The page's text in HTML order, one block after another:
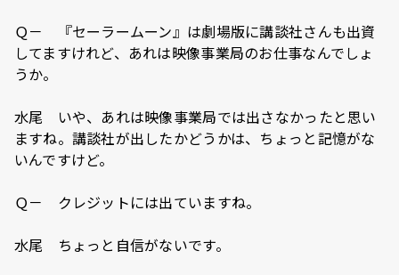
Ｑ－ 『セーラームーン』は劇場版に講談社さんも出資
してますけれど、あれは映像事業局のお仕事なんでしょ
うか。
水尾 いや、あれは映像事業局では出さなかったと思い
ますね。講談社が出したかどうかは、ちょっと記憶がな
いんですけど。
Ｑ－ クレジットには出ていますね。
水尾 ちょっと自信がないです。